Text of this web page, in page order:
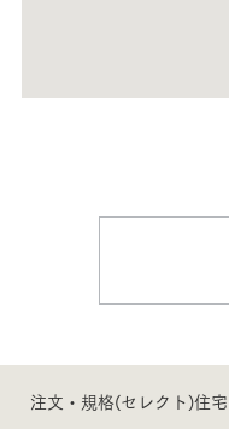
注文・規格(セレクト)住宅